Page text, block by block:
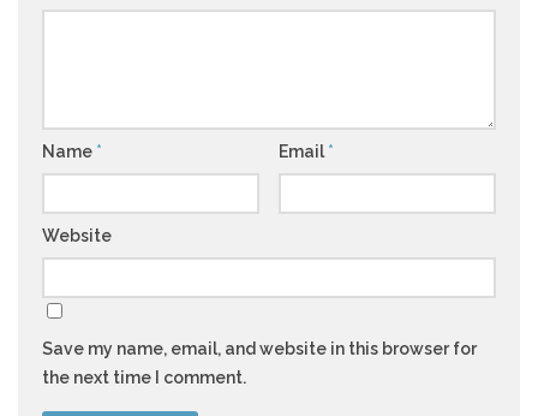
Name * Email *
Website
Save my name, email, and website in this browser for
the next time I comment.